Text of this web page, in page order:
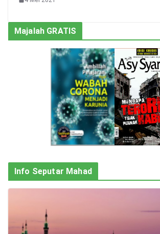
Majalah GRATIS
Info Seputar Mahad